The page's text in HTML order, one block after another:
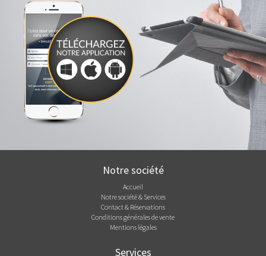
Notre société
Accueil
Notre société & Services
Contact & Réservations
Conditions générales de vente
Mentions légales
Services